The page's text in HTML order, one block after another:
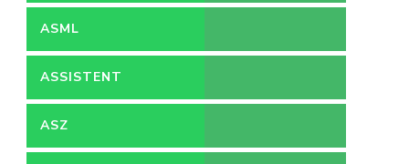
GRENZEN
ASML
ASSISTENT
ACCOUNTANT
ASZ